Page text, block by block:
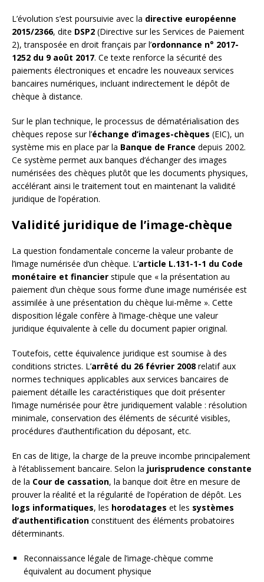
L’évolution s’est poursuivie avec la directive européenne
2015/2366, dite DSP2 (Directive sur les Services de Paiement
2), transposée en droit français par l’ordonnance n° 2017-
1252 du 9 août 2017. Ce texte renforce la sécurité des
paiements électroniques et encadre les nouveaux services
bancaires numériques, incluant indirectement le dépôt de
chèque à distance.
Sur le plan technique, le processus de dématérialisation des
chèques repose sur l’échange d’images-chèques (EIC), un
système mis en place par la Banque de France depuis 2002.
Ce système permet aux banques d’échanger des images
numérisées des chèques plutôt que les documents physiques,
accélérant ainsi le traitement tout en maintenant la validité
juridique de l’opération.
Validité juridique de l’image-chèque
La question fondamentale concerne la valeur probante de
l’image numérisée d’un chèque. L’article L.131-1-1 du Code
monétaire et financier stipule que « la présentation au
paiement d’un chèque sous forme d’une image numérisée est
assimilée à une présentation du chèque lui-même ». Cette
disposition légale confère à l’image-chèque une valeur
juridique équivalente à celle du document papier original.
Toutefois, cette équivalence juridique est soumise à des
conditions strictes. L’arrêté du 26 février 2008 relatif aux
normes techniques applicables aux services bancaires de
paiement détaille les caractéristiques que doit présenter
l’image numérisée pour être juridiquement valable : résolution
minimale, conservation des éléments de sécurité visibles,
procédures d’authentification du déposant, etc.
En cas de litige, la charge de la preuve incombe principalement
à l’établissement bancaire. Selon la jurisprudence constante
de la Cour de cassation, la banque doit être en mesure de
prouver la réalité et la régularité de l’opération de dépôt. Les
logs informatiques, les horodatages et les systèmes
d’authentification constituent des éléments probatoires
déterminants.
Reconnaissance légale de l’image-chèque comme
équivalent au document physique